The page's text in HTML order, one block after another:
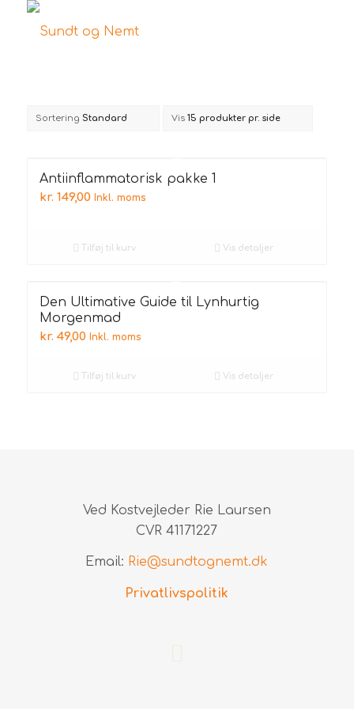
Sortering Standard Vis 15 produkter pr. side
Antiinflammatorisk pakke 1
kr. 149,00 Inkl. moms
Tilføj til kurv Vis detaljer
Den Ultimative Guide til Lynhurtig
Morgenmad
kr. 49,00 Inkl. moms
Tilføj til kurv Vis detaljer
Ved Kostvejleder Rie Laursen
CVR 41171227
Email: Rie@sundtognemt.dk
Privatlivspolitik